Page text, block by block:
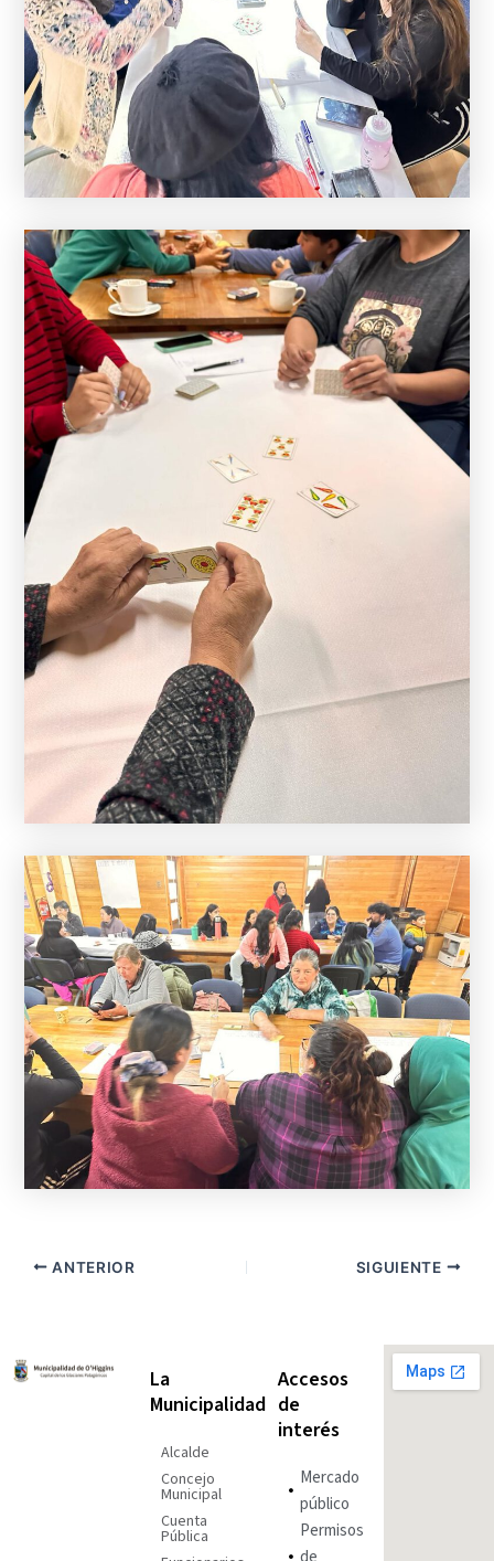
ANTERIOR SIGUIENTE
La
Municipalidad
Alcalde
Concejo
Municipal
Cuenta
Pública
Accesos
de
interés
Mercado
público
Permisos